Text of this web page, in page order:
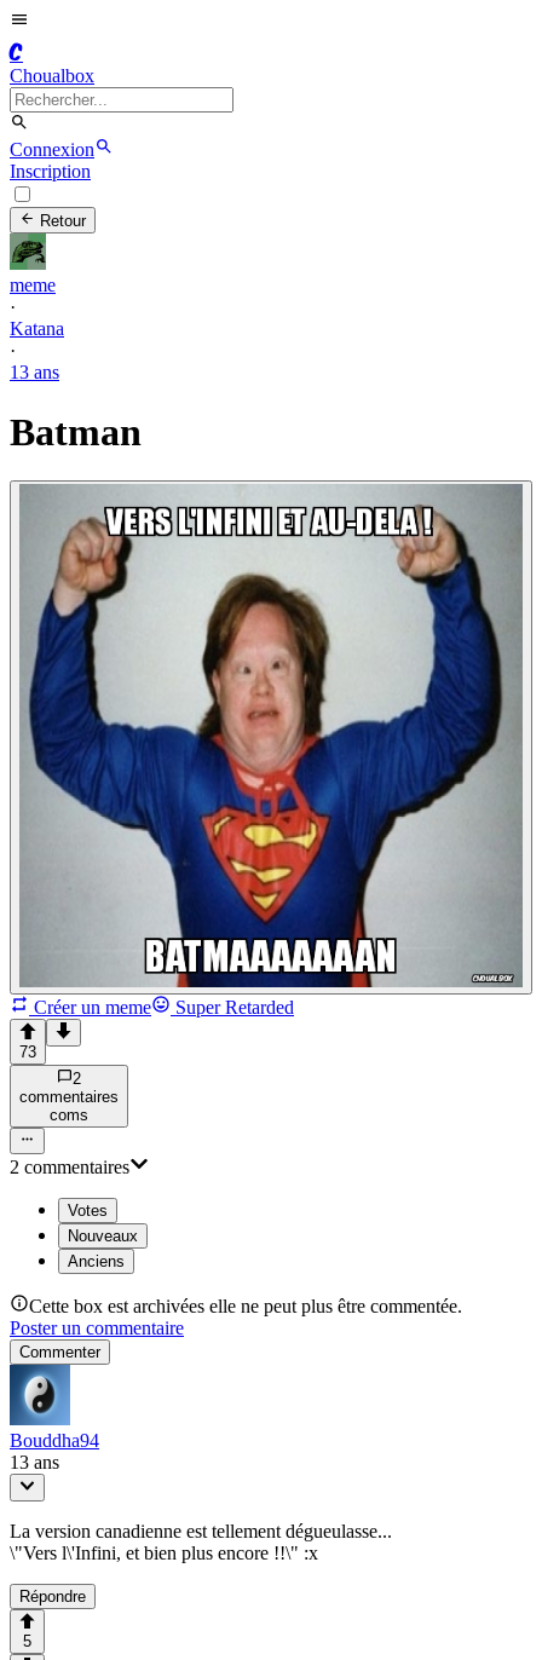
C
Choualbox
Connexion
Inscription
Retour
meme
·
Katana
·
13 ans
Batman
Créer un meme Super Retarded
73
2
commentaires
coms
2 commentaires
Votes
Nouveaux
Anciens
Cette box est archivées elle ne peut plus être commentée.
Poster un commentaire
Commenter
Bouddha94
13 ans
La version canadienne est tellement dégueulasse...
\"Vers l\'Infini, et bien plus encore !!\" :x
Répondre
5